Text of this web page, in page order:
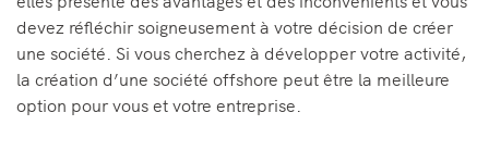
devez réfléchir soigneusement à votre décision de créer
une société. Si vous cherchez à développer votre activité,
la création d’une société offshore peut être la meilleure
option pour vous et votre entreprise.